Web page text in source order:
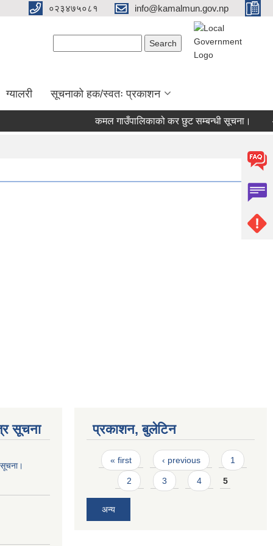
०२३४७५०८१ info@kamalmun.gov.np
ग्यालरी सूचनाको हक/स्वतः प्रकाशन
कमल गाउँपालिकाको कर छुट सम्बन्धी सूचना।
सूचना प्रकाशन, बुलेटिन
Pages
« first ‹ previous 1
2 3 4 5
अन्य